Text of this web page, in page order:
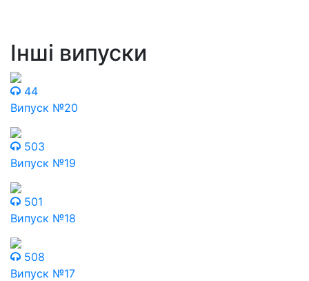
Інші випуски
44
Випуск №20
503
Випуск №19
501
Випуск №18
508
Випуск №17